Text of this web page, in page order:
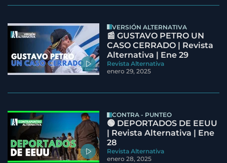
VERSIÓN ALTERNATIVA
📰 GUSTAVO PETRO UN
CASO CERRADO | Revista
Alternativa | Ene 29
Revista Alternativa
enero 29, 2025
CONTRA - PUNTEO
🟢 DEPORTADOS DE EEUU
| Revista Alternativa | Ene
28
Revista Alternativa
enero 28, 2025